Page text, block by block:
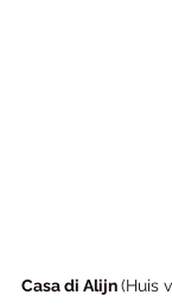
Casa di Alijn (Huis